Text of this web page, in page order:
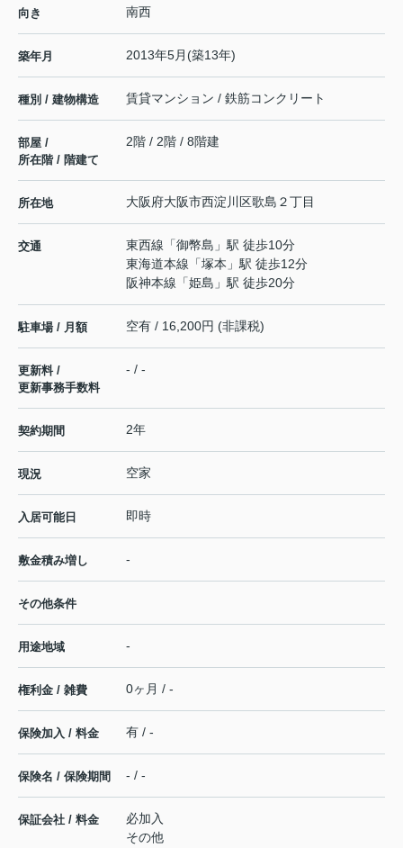
向き 南西
築年月 2013年5月(築13年)
種別 / 建物構造 賃貸マンション / 鉄筋コンクリート
部屋 /
所在階 / 階建て
2階 / 2階 / 8階建
所在地 大阪府大阪市西淀川区歌島 ２丁目
交通 東西線 「御幣島 」駅 徒歩10分
東海道本線 「塚本 」駅 徒歩12分
阪神本線 「姫島 」駅 徒歩20分
駐車場 / 月額 空有 / 16,200円 (非課税)
更新料 /
更新事務手数料
- / -
契約期間 2年
現況 空家
入居可能日 即時
敷金積み増し -
その他条件
用途地域 -
権利金 / 雑費 0ヶ月 / -
保険加入 / 料金 有 / -
保険名 / 保険期間 - / -
保証会社 / 料金
必加入
その他